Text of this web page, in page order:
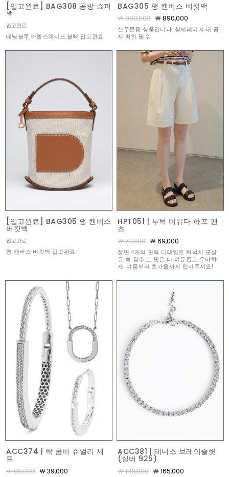
[입고완료] BAG308 공방 쇼퍼
백
입고완료
데님블루,카멜스웨이드,블랙 입고완료
BAG305 팽 캔버스 버킷백
￦ 990,000 ￦ 890,000
선주문용 상품입니다. 상세페이지 내 공
지 확인 필수
[입고완료] BAG305 팽 캔버스
버킷백
입고완료
팽 캔버스 버킷백 입고완료
HPT051 | 투턱 버뮤다 하프 팬
츠
￦ 77,000 ￦ 69,000
정면 4개의 핀턱 디테일로 허벅지 군살
은 쏙 감추고, 핏은 더 여유롭고 우아하
게, 여름부터 초가을까지 입어주셔요!
ACC374 | 락 콤비 쥬얼리 세
트
￦ 99,000 ￦ 39,000
ACC381 | 테니스 브레이슬릿
(실버 925)
￦ 180,000 ￦ 165,000